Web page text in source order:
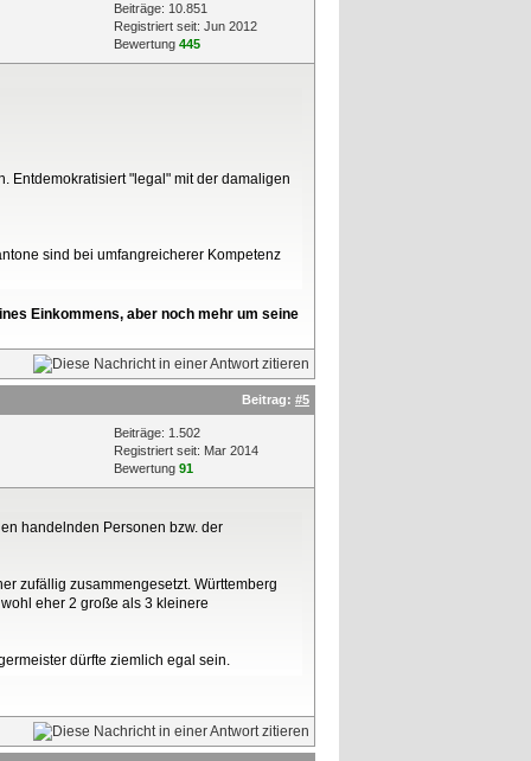
Beiträge: 10.851
Registriert seit: Jun 2012
Bewertung 445
Entdemokratisiert "legal" mit der damaligen
sind bei umfangreicherer Kompetenz
Einkommens, aber noch mehr um seine
Beitrag: #5
Beiträge: 1.502
Registriert seit: Mar 2014
Bewertung 91
handelnden Personen bzw. der
zufällig zusammengesetzt. Württemberg
eher 2 große als 3 kleinere
dürfte ziemlich egal sein.